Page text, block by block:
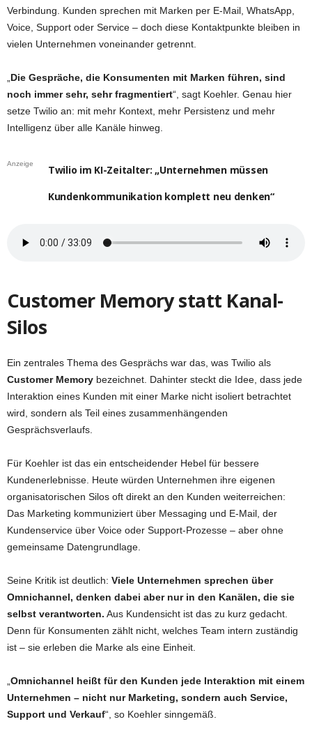
Verbindung. Kunden sprechen mit Marken per E-Mail, WhatsApp,
Voice, Support oder Service – doch diese Kontaktpunkte bleiben in
vielen Unternehmen voneinander getrennt.
Die Gespräche, die Konsumenten mit Marken führen, sind
noch immer sehr, sehr fragmentiert“, sagt Koehler. Genau hier
setze Twilio an: mit mehr Kontext, mehr Persistenz und mehr
Intelligenz über alle Kanäle hinweg.
Anzeige
Twilio im KI-Zeitalter: „Unternehmen müssen
Kundenkommunikation komplett neu denken“
Customer Memory statt Kanal-
Silos
Ein zentrales Thema des Gesprächs war das, was Twilio als
Customer Memory bezeichnet. Dahinter steckt die Idee, dass jede
Interaktion eines Kunden mit einer Marke nicht isoliert betrachtet
wird, sondern als Teil eines zusammenhängenden
Gesprächsverlaufs.
Für Koehler ist das ein entscheidender Hebel für bessere
Kundenerlebnisse. Heute würden Unternehmen ihre eigenen
organisatorischen Silos oft direkt an den Kunden weiterreichen:
Das Marketing kommuniziert über Messaging und E-Mail, der
Kundenservice über Voice oder Support-Prozesse – aber ohne
gemeinsame Datengrundlage.
Seine Kritik ist deutlich: Viele Unternehmen sprechen über
Omnichannel, denken dabei aber nur in den Kanälen, die sie
selbst verantworten. Aus Kundensicht ist das zu kurz gedacht.
Denn für Konsumenten zählt nicht, welches Team intern zuständig
ist – sie erleben die Marke als eine Einheit.
Omnichannel heißt für den Kunden jede Interaktion mit einem
Unternehmen – nicht nur Marketing, sondern auch Service,
Support und Verkauf“, so Koehler sinngemäß.